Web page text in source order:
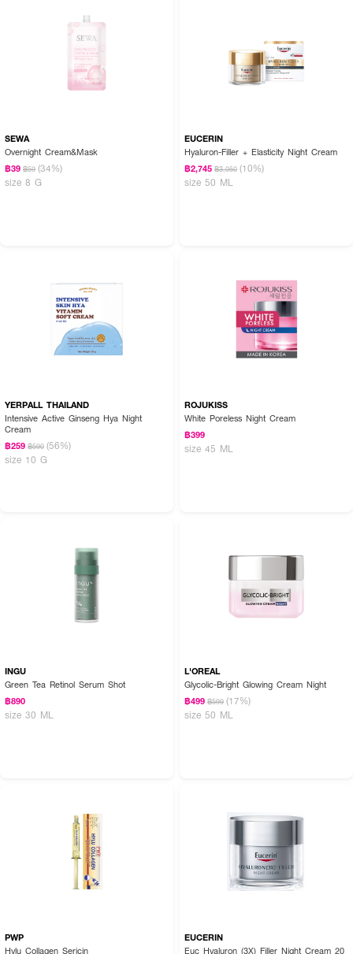
SEWA
Overnight Cream&Mask
฿39 ฿59 (34%)
size 8 G
EUCERIN
Hyaluron-Filler + Elasticity Night Cream
฿2,745 ฿3,050 (10%)
size 50 ML
YERPALL THAILAND
Intensive Active Ginseng Hya Night
Cream
฿259 ฿590 (56%)
size 10 G
ROJUKISS
White Poreless Night Cream
฿399
size 45 ML
INGU
Green Tea Retinol Serum Shot
฿890
size 30 ML
L'OREAL
Glycolic-Bright Glowing Cream Night
฿499 ฿599 (17%)
size 50 ML
PWP
Hylu Collagen Sericin
EUCERIN
Euc Hyaluron (3X) Filler Night Cream 20